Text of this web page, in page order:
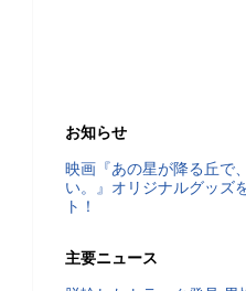
お知らせ
映画『あの星が降る丘で
い。』オリジナルグッズ
ト！
主要ニュース